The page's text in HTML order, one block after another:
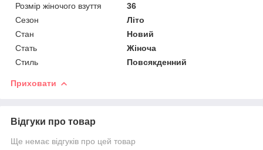
Розмір жіночого взуття
36
Сезон
Літо
Стан
Новий
Стать
Жіноча
Стиль
Повсякденний
Приховати
Відгуки про товар
Ще немає відгуків про цей товар